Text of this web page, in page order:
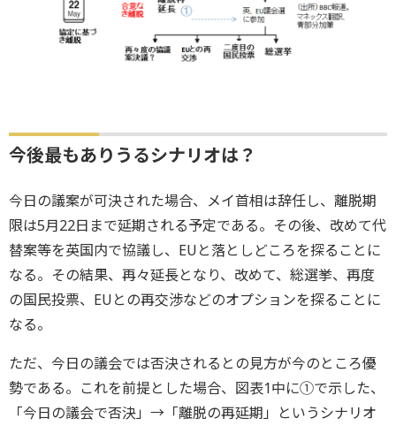
今後最もありうるシナリオは？
今日の議案が可決された場合、メイ首相は辞任し、離脱期
限は5月22日まで延期される予定である。その後、改めて代
替案等を英国内で協議し、EUと落としどころを探ることに
なる。その結果、再々延長となり、改めて、総選挙、再度
の国民投票、EUとの再交渉などのオプションを探ることに
なる。
ただ、今日の議会では否決されるとの見方が今のところ優
勢である。これを前提とした場合、図表1中に①で示した、
「今日の議会で否決」→「離脱の再延期」というシナリオ